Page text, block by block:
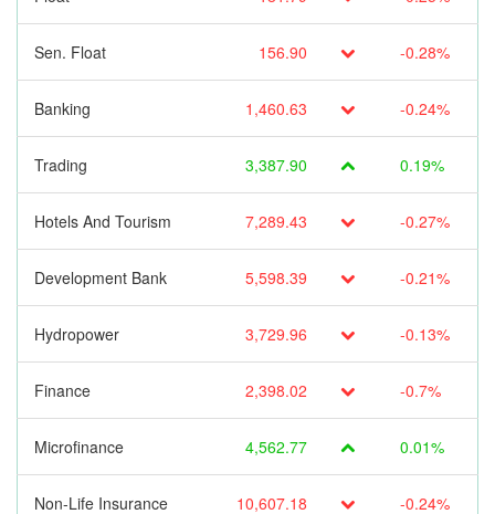
Sen. Float 156.90 -0.28%
Banking 1,460.63 -0.24%
Trading 3,387.90 0.19%
Hotels And Tourism 7,289.43 -0.27%
Development Bank 5,598.39 -0.21%
Hydropower 3,729.96 -0.13%
Finance 2,398.02 -0.7%
Microfinance 4,562.77 0.01%
Non-Life Insurance 10,607.18 -0.24%